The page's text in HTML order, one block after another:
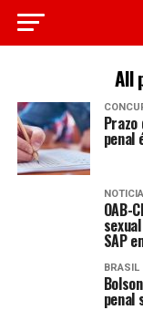
All
penal
OAB-
SAP
BRASIL
penal